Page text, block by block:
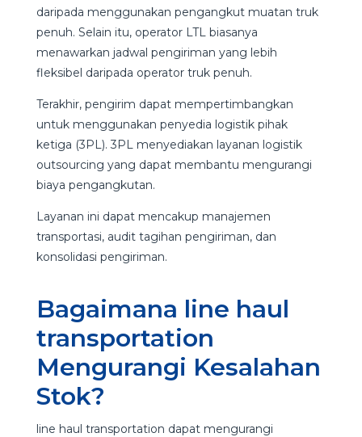
daripada menggunakan pengangkut muatan truk
penuh. Selain itu, operator LTL biasanya
menawarkan jadwal pengiriman yang lebih
fleksibel daripada operator truk penuh.
Terakhir, pengirim dapat mempertimbangkan
untuk menggunakan penyedia logistik pihak
ketiga (3PL). 3PL menyediakan layanan logistik
outsourcing yang dapat membantu mengurangi
biaya pengangkutan.
Layanan ini dapat mencakup manajemen
transportasi, audit tagihan pengiriman, dan
konsolidasi pengiriman.
Bagaimana line haul
transportation
Mengurangi Kesalahan
Stok?
line haul transportation dapat mengurangi